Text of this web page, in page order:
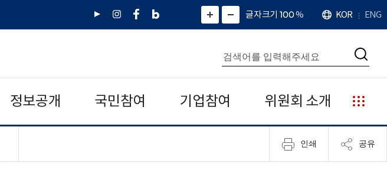
유
인
페
네
그
)
화
면
면
소
확
대
치
글자크기 100%
언
어
KOR ENG
통
합
검
색
검
정보공개 국민참여 기업참여 위원회 소개
누
리
집
안
인쇄 공유